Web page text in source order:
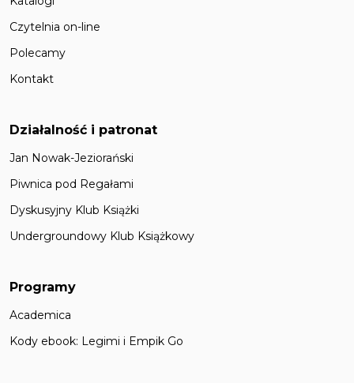
Czytelnia on-line
Polecamy
Kontakt
Działalność i patronat
Jan Nowak-Jeziorański
Piwnica pod Regałami
Dyskusyjny Klub Książki
Undergroundowy Klub Książkowy
Programy
Academica
Kody ebook: Legimi i Empik Go